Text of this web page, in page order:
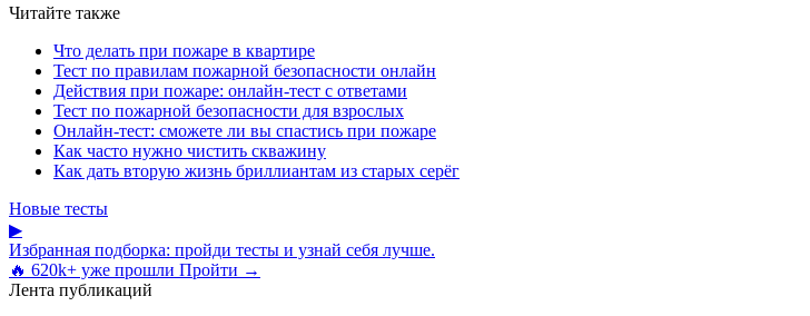
Читайте также
Что делать при пожаре в квартире
Тест по правилам пожарной безопасности онлайн
Действия при пожаре: онлайн-тест с ответами
Тест по пожарной безопасности для взрослых
Онлайн-тест: сможете ли вы спастись при пожаре
Как часто нужно чистить скважину
Как дать вторую жизнь бриллиантам из старых серёг
Новые тесты
▶
Избранная подборка: пройди тесты и узнай себя лучше.
🔥 620k+ уже прошли Пройти →
Лента публикаций